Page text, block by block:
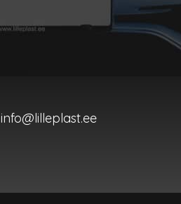
info@lilleplast.ee